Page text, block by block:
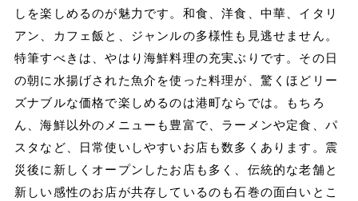
しを楽しめるのが魅力です。和食、洋食、中華、イタリ
アン、カフェ飯と、ジャンルの多様性も見逃せません。
特筆すべきは、やはり海鮮料理の充実ぶりです。その日
の朝に水揚げされた魚介を使った料理が、驚くほどリー
ズナブルな価格で楽しめるのは港町ならでは。もちろ
ん、海鮮以外のメニューも豊富で、ラーメンや定食、パ
スタなど、日常使いしやすいお店も数多くあります。震
災後に新しくオープンしたお店も多く、伝統的な老舗と
新しい感性のお店が共存しているのも石巻の面白いとこ